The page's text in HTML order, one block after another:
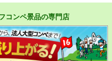
コンペ景品の専門店